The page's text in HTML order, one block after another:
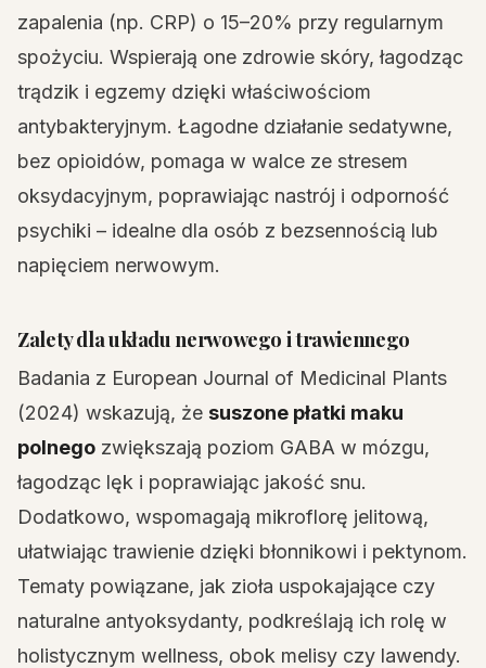
zapalenia (np. CRP) o 15–20% przy regularnym
spożyciu. Wspierają one zdrowie skóry, łagodząc
trądzik i egzemy dzięki właściwościom
antybakteryjnym. Łagodne działanie sedatywne,
bez opioidów, pomaga w walce ze stresem
oksydacyjnym, poprawiając nastrój i odporność
psychiki – idealne dla osób z bezsennością lub
napięciem nerwowym.
Zalety dla układu nerwowego i trawiennego
Badania z European Journal of Medicinal Plants
(2024) wskazują, że suszone płatki maku
polnego zwiększają poziom GABA w mózgu,
łagodząc lęk i poprawiając jakość snu.
Dodatkowo, wspomagają mikroflorę jelitową,
ułatwiając trawienie dzięki błonnikowi i pektynom.
Tematy powiązane, jak zioła uspokajające czy
naturalne antyoksydanty, podkreślają ich rolę w
holistycznym wellness, obok melisy czy lawendy.